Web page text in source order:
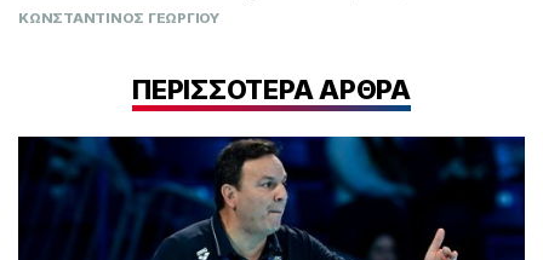
ΚΩΝΣΤΑΝΤΙΝΟΣ ΓΕΩΡΓΙΟΥ
ΠΕΡΙΣΣΟΤΕΡΑ ΑΡΘΡΑ